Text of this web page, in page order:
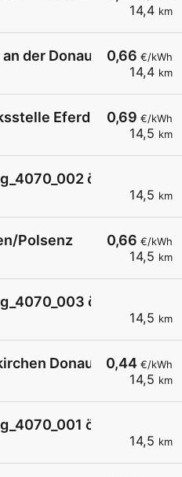
14,4 km
0,66 €/kWh
14,4 km
der Donau
0,69 €/kWh
14,5 km
Eferding
14,5 km
öffentlich
0,66 €/kWh
14,5 km
Polsenz
14,5 km
öffentlich
0,44 €/kWh
14,5 km
Donau
14,5 km
öffentlich